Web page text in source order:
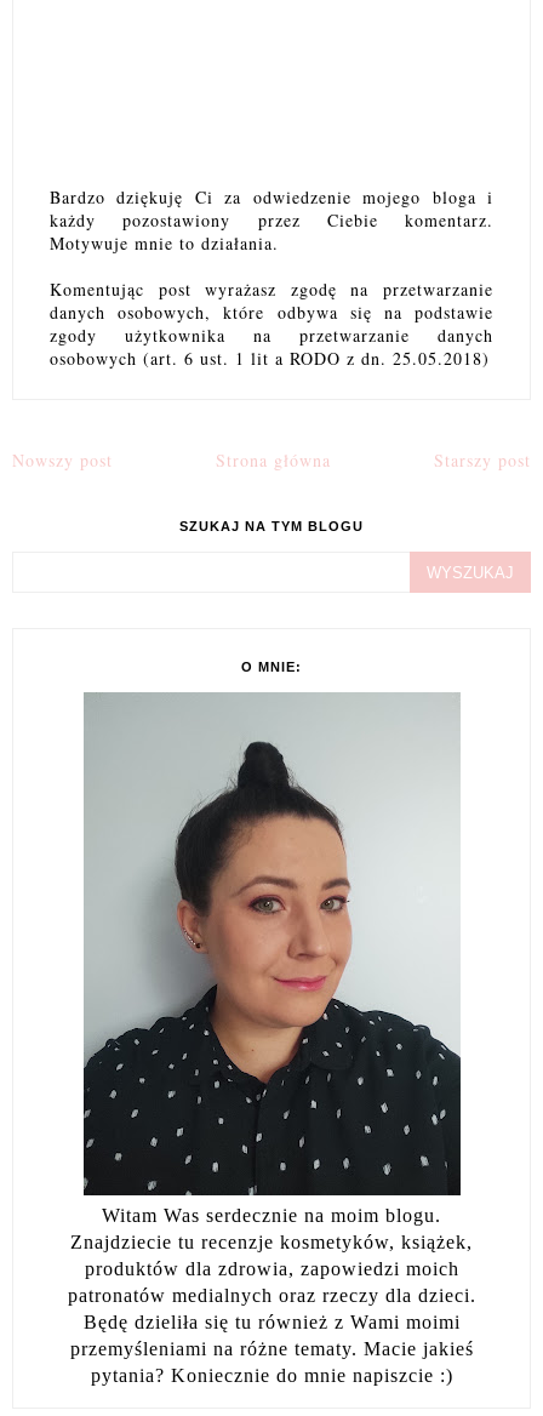
Bardzo dziękuję Ci za odwiedzenie mojego bloga i
każdy pozostawiony przez Ciebie komentarz.
Motywuje mnie to działania.
Komentując post wyrażasz zgodę na przetwarzanie
danych osobowych, które odbywa się na podstawie
zgody użytkownika na przetwarzanie danych
osobowych (art. 6 ust. 1 lit a RODO z dn. 25.05.2018)
Nowszy post Starszy post
Strona główna
SZUKAJ NA TYM BLOGU
O MNIE:
Witam Was serdecznie na moim blogu.
Znajdziecie tu recenzje kosmetyków, książek,
produktów dla zdrowia, zapowiedzi moich
patronatów medialnych oraz rzeczy dla dzieci.
Będę dzieliła się tu również z Wami moimi
przemyśleniami na różne tematy. Macie jakieś
pytania? Koniecznie do mnie napiszcie :)